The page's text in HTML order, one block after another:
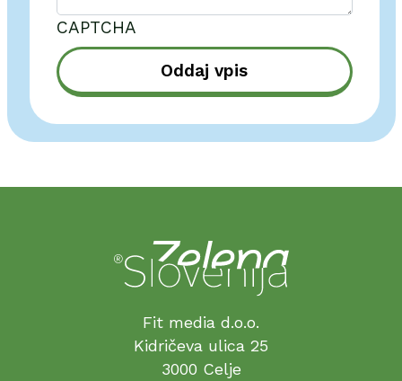
CAPTCHA
Oddaj vpis
Fit media d.o.o.
Kidričeva ulica 25
3000 Celje